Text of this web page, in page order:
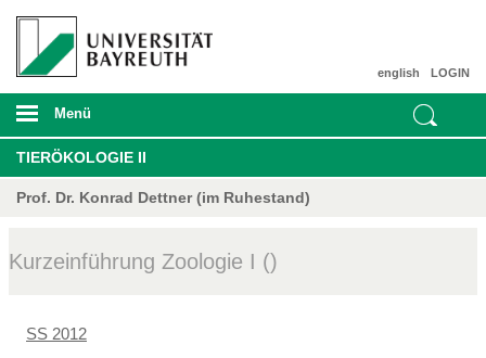
LOGIN
english
Menü
TIERÖKOLOGIE II
Prof. Dr. Konrad Dettner (im Ruhestand)
Kurzeinführung Zoologie I ()
SS 2012